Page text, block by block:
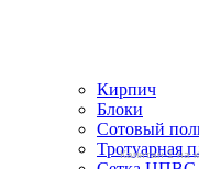
Капитан-1 на
Кирпич
Блоки
Сотовый
Тротуарная